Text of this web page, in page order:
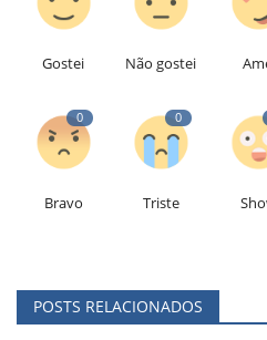
Gostei Não gostei
0
Bravo
0
Triste
POSTS RELACIONADOS